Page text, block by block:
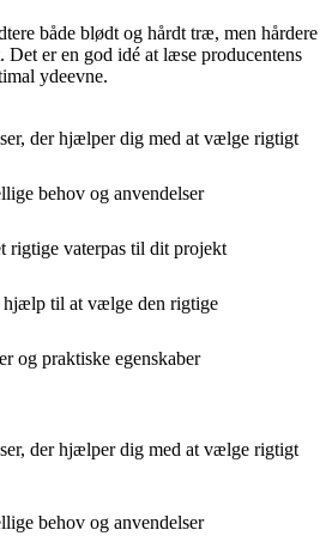
både blødt og hårdt træ, men hårdere
er en god idé at læse producentens
ydeevne.
der hjælper dig med at vælge rigtigt
behov og anvendelser
rigtige vaterpas til dit projekt
hjælp til at vælge den rigtige
og praktiske egenskaber
der hjælper dig med at vælge rigtigt
behov og anvendelser